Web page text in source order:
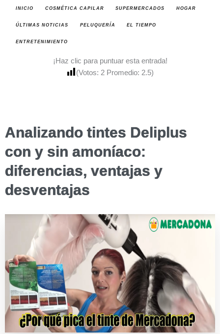
INICIO COSMÉTICA CAPILAR SUPERMERCADOS HOGAR
ÚLTIMAS NOTICIAS PELUQUERÍA EL TIEMPO
ENTRETENIMIENTO
¡Haz clic para puntuar esta entrada!
(Votos: 2 Promedio: 2.5)
Analizando tintes Deliplus
con y sin amoníaco:
diferencias, ventajas y
desventajas